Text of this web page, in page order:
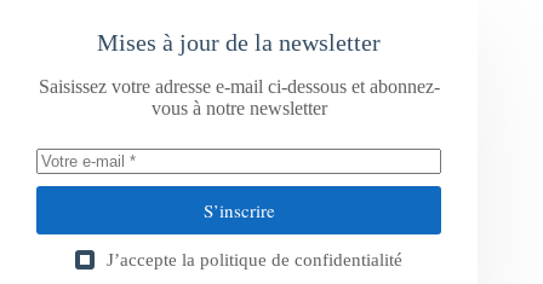
Mises à jour de la newsletter
Saisissez votre adresse e-mail ci-dessous et abonnez-
vous à notre newsletter
S’inscrire
J’accepte la politique de confidentialité